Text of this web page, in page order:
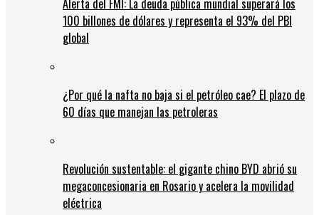
Alerta del FMI: La deuda pública mundial superará los
100 billones de dólares y representa el 93% del PBI
global
¿Por qué la nafta no baja si el petróleo cae? El plazo de
60 días que manejan las petroleras
Revolución sustentable: el gigante chino BYD abrió su
megaconcesionaria en Rosario y acelera la movilidad
eléctrica